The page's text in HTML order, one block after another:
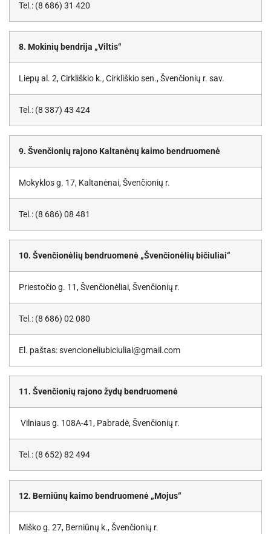
Tel.: (8 686) 31 420
8. Mokinių bendrija „Viltis“
Liepų al. 2, Cirkliškio k., Cirkliškio sen., Švenčionių r. sav.
Tel.: (8 387) 43 424
9. Švenčionių rajono Kaltanėnų kaimo bendruomenė
Mokyklos g. 17, Kaltanėnai, Švenčionių r.
Tel.: (8 686) 08 481
10. Švenčionėlių bendruomenė „Švenčionėlių bičiuliai“
Priestočio g. 11, Švenčionėliai, Švenčionių r.
Tel.: (8 686) 02 080
El. paštas: svencioneliubiciuliai@gmail.com
11. Švenčionių rajono žydų bendruomenė
Vilniaus g. 108A-41, Pabradė, Švenčionių r.
Tel.: (8 652) 82 494
12. Berniūnų kaimo bendruomenė „Mojus“
Miško g. 27, Berniūnų k., Švenčionių r.